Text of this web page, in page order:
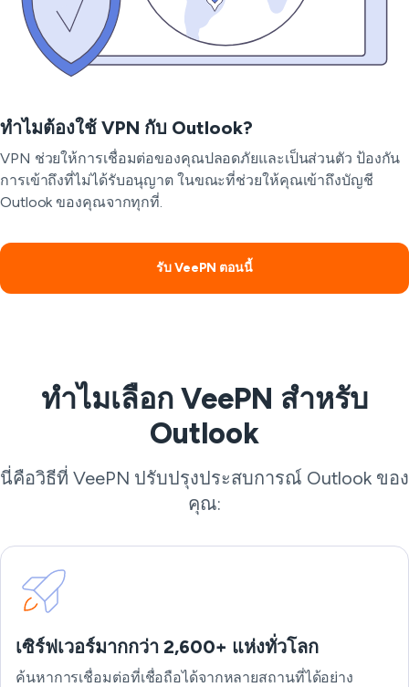
ทำไมต้องใช้ VPN กับ Outlook?
VPN ช่วยให้การเชื่อมต่อของคุณปลอดภัยและเป็นส่วนตัว ป้องกัน
การเข้าถึงที่ไม่ได้รับอนุญาต ในขณะที่ช่วยให้คุณเข้าถึงบัญชี
Outlook ของคุณจากทุกที่.
รับ VeePN ตอนนี้
ทำไมเลือก VeePN สำหรับ
Outlook
นี่คือวิธีที่ VeePN ปรับปรุงประสบการณ์ Outlook ของ
คุณ:
เซิร์ฟเวอร์มากกว่า 2,600+ แห่งทั่วโลก
ค้นหาการเชื่อมต่อที่เชื่อถือได้จากหลายสถานที่ได้อย่าง